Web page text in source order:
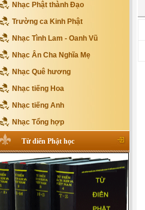
Nhạc Phật thành Đạo
Trường ca Kinh Phật
Nhạc Tình Lam - Oanh Vũ
Nhạc Ân Cha Nghĩa Mẹ
Nhạc Quê hương
Nhạc tiếng Hoa
Nhạc tiếng Anh
Nhạc Tổng hợp
Từ điển Phật học